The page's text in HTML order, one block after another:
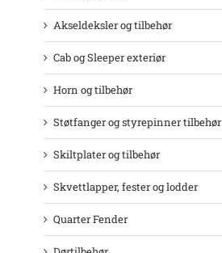
Akseldeksler og tilbehør
Cab og Sleeper exteriør
Horn og tilbehør
Støtfanger og styrepinner tilbehør
Skiltplater og tilbehør
Skvettlapper, fester og lodder
Quarter Fender